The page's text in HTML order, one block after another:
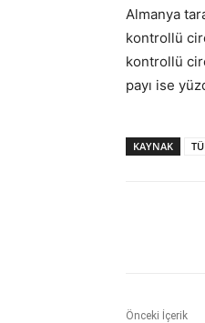
Almanya
kontrollü
kontrollü
payı ise
KAYNAK
Önceki İçerik